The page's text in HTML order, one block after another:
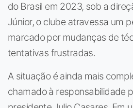
do Brasil em 2023, sob a
Júnior, o clube atravessa um
marcado por mudanças de
tentativas frustradas.
A situação é ainda mais
chamado à responsabilidade